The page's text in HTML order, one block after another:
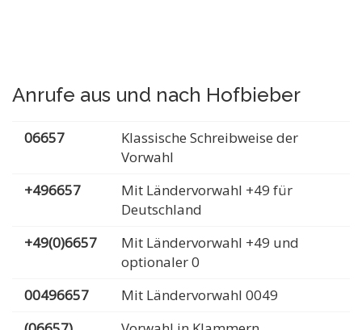
Anrufe aus und nach Hofbieber
06657
Klassische Schreibweise der
Vorwahl
+496657
Mit Ländervorwahl +49 für
Deutschland
+49(0)6657
Mit Ländervorwahl +49 und
optionaler 0
00496657
Mit Ländervorwahl 0049